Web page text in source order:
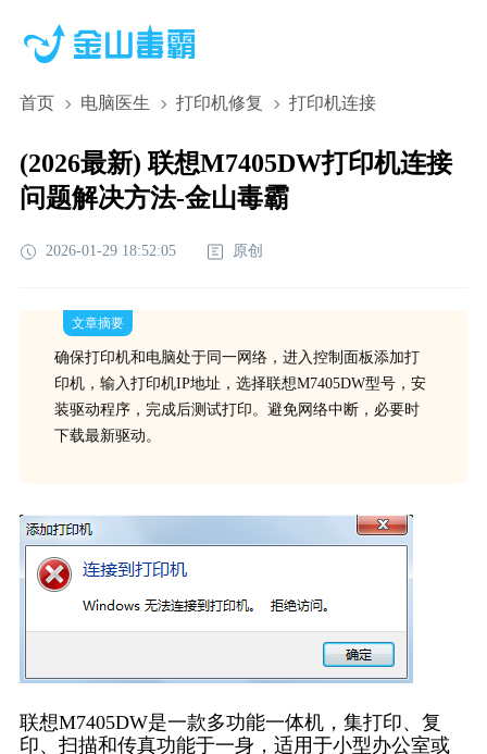
首页 电脑医生 打印机修复 打印机连接
(2026最新) 联想M7405DW打印机连接
问题解决方法-金山毒霸
2026-01-29 18:52:05 原创
文章摘要
确保打印机和电脑处于同一网络，进入控制面板添加打
印机，输入打印机IP地址，选择联想M7405DW型号，安
装驱动程序，完成后测试打印。避免网络中断，必要时
下载最新驱动。
联想M7405DW是一款多功能一体机，集打印、复
印、扫描和传真功能于一身，适用于小型办公室或